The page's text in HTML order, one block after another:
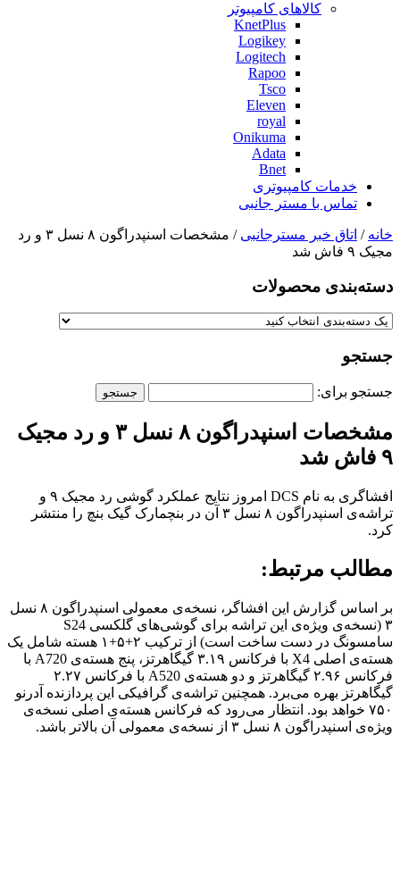
کالاهای کامپیوتر
KnetPlus
Logikey
Logitech
Rapoo
Tsco
Eleven
royal
Onikuma
Adata
Bnet
خدمات کامپیوتری
تماس با مستر جانبی
خانه / اتاق خبر مسترجانبی
/ مشخصات اسنپدراگون ۸ نسل ۳ و رد
مجیک ۹ فاش شد
دسته‌بندی‌ محصولات
جستجو
جستجو برای:
مشخصات اسنپدراگون ۸ نسل ۳ و رد مجیک
۹ فاش شد
افشاگری به نام DCS امروز نتایج عملکرد گوشی رد مجیک ۹ و
تراشه‌ی اسنپدراگون ۸ نسل ۳ آن در بنچمارک گیک بنچ را منتشر
کرد.
مطالب مرتبط:
بر اساس گزارش این افشاگر، نسخه‌ی معمولی اسنپدراگون ۸ نسل
۳ (نسخه‌ی ویژه‌ی این تراشه برای گوشی‌های گلکسی S24
سامسونگ در دست ساخت است) از ترکیب ۲+۵+۱ هسته شامل یک
هسته‌ی اصلی X4 با فرکانس ۳.۱۹ گیگاهرتز، پنج هسته‌ی A720 با
فرکانس ۲.۹۶ گیگاهرتز و دو هسته‌ی A520 با فرکانس ۲.۲۷
گیگاهرتز بهره می‌برد. همچنین تراشه‌ی گرافیکی این پردازنده آدرنو
۷۵۰ خواهد بود. انتظار می‌رود که فرکانس هسته‌ی اصلی نسخه‌ی
ویژه‌ی اسنپدراگون ۸ نسل ۳ از نسخه‌ی معمولی آن بالاتر باشد.